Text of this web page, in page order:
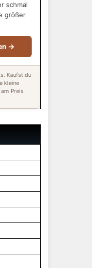
schmal
größer
→
Kaufst du
kleine
Preis